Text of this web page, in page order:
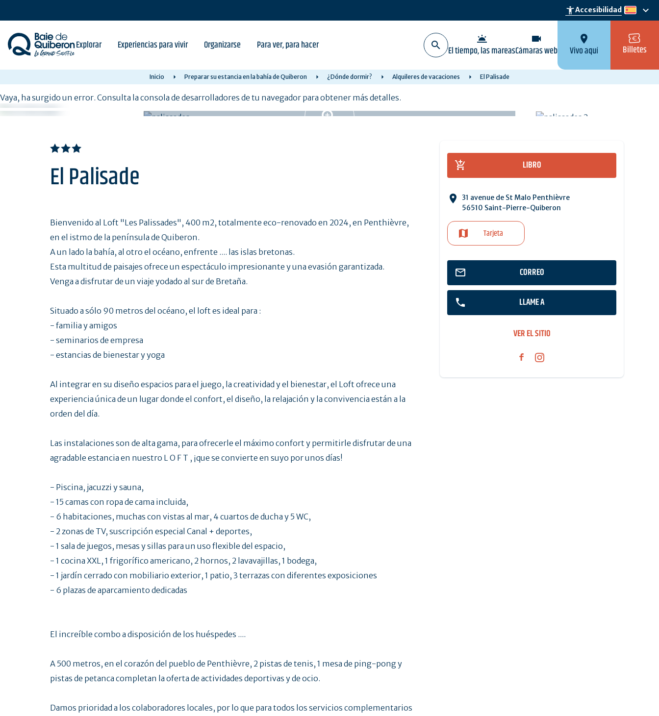
content
accessibility_newAccesibilidad es
keyboard_arrow_down
Explorar Experiencias para vivir Organizarse Para ver, para hacer wb_twilight
El tiempo, las mareas
videocam
Cámaras web
location_on
Vivo aquí Billetes
Inicio Preparar su estancia en la bahía de Quiberon ¿Dónde dormir? Alquileres de vacaciones El Palisade
Vaya, ha surgido un error. Consulta la consola de desarrolladores de tu navegador para obtener más detalles.
El Palisade LIBRO
31 avenue de St Malo Penthièvre
56510 Saint-Pierre-Quiberon
Tarjeta
CORREO
LLAME A
VER EL SITIO
Bienvenido al Loft "Les Palissades", 400 m2, totalmente eco-renovado en 2024, en Penthièvre,
en el istmo de la península de Quiberon.
A un lado la bahía, al otro el océano, enfrente .... las islas bretonas.
Esta multitud de paisajes ofrece un espectáculo impresionante y una evasión garantizada.
Venga a disfrutar de un viaje yodado al sur de Bretaña.
Situado a sólo 90 metros del océano, el loft es ideal para :
- familia y amigos
- seminarios de empresa
- estancias de bienestar y yoga
Al integrar en su diseño espacios para el juego, la creatividad y el bienestar, el Loft ofrece una
experiencia única de un lugar donde el confort, el diseño, la relajación y la convivencia están a la
orden del día.
Las instalaciones son de alta gama, para ofrecerle el máximo confort y permitirle disfrutar de una
agradable estancia en nuestro L O F T , ¡que se convierte en suyo por unos días!
- Piscina, jacuzzi y sauna,
- 15 camas con ropa de cama incluida,
- 6 habitaciones, muchas con vistas al mar, 4 cuartos de ducha y 5 WC,
- 2 zonas de TV, suscripción especial Canal + deportes,
- 1 sala de juegos, mesas y sillas para un uso flexible del espacio,
- 1 cocina XXL, 1 frigorífico americano, 2 hornos, 2 lavavajillas, 1 bodega,
- 1 jardín cerrado con mobiliario exterior, 1 patio, 3 terrazas con diferentes exposiciones
- 6 plazas de aparcamiento dedicadas
El increíble combo a disposición de los huéspedes ....
A 500 metros, en el corazón del pueblo de Penthièvre, 2 pistas de tenis, 1 mesa de ping-pong y
pistas de petanca completan la oferta de actividades deportivas y de ocio.
Damos prioridad a los colaboradores locales, por lo que para todos los servicios complementarios